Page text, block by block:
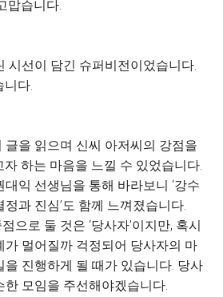
맙습니다.
시선이 담긴 슈퍼비전이었습니다.
니다.
글을 읽으며 신씨 아저씨의 강점을
하는 마음을 느낄 수 있었습니다.
익 선생님을 통해 바라보니 ‘강수
과 진심’도 함께 느껴졌습니다.
으로 둘 것은 ‘당사자’이지만, 혹시
가 멀어질까 걱정되어 당사자의 마
을 진행하게 될 때가 있습니다. 당사
한 모임을 주선해야겠습니다.